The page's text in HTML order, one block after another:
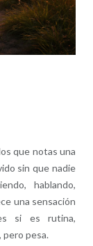
que notas una
sin que nadie
hablando,
una sensación
si es rutina,
pero pesa.